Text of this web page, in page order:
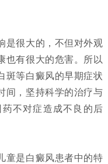
很大的，不但对外观
也有很大的危害。所以
斑等白癜风的早期症状
间，坚持科学的治疗与
不对症造成不良的后
童是白癜风患者中的特